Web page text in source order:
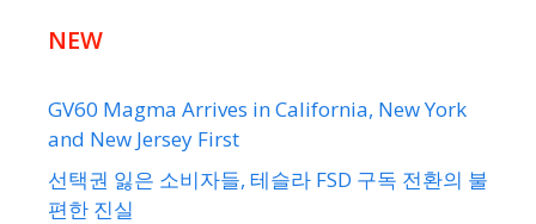
NEW
GV60 Magma Arrives in California, New York
and New Jersey First
선택권 잃은 소비자들, 테슬라 FSD 구독 전환의 불
편한 진실